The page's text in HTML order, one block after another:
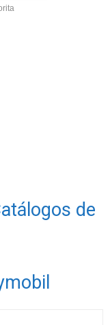
de